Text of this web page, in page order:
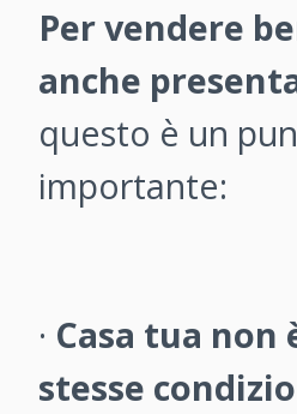
Per vendere
anche
questo è un
importante:
· Casa tua non
stesse